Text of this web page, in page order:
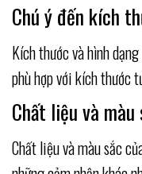
Chú ý đến kích
Kích thước và hình
phù hợp với kích thước
Chất liệu và màu
Chất liệu và màu sắc